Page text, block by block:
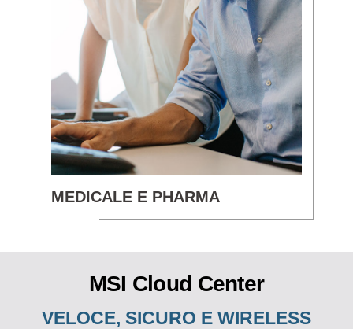
MEDICALE E PHARMA
MSI Cloud Center
VELOCE, SICURO E WIRELESS